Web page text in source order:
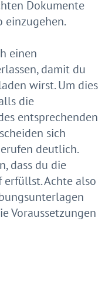
Dokumente
einzugehen.
einen
damit du
wirst. Um dies
die
entsprechenden
sich
deutlich.
dass du die
erfüllst. Achte also
Voraussetzungen